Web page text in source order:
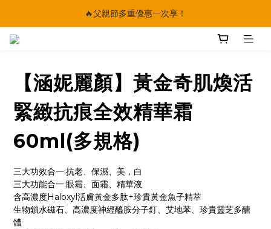
🔥父親節多重優惠一次享！
🔥父親節多重優惠一次享！
🔥父親節多重優惠一次享！
【涵妮麗顏】黃金奇肌煥活
緊緻抗痕全效精華霜
60ml(多規格)
三大功效合一:抗老、保濕、美，白
三大功能合一:眼霜、面霜、精華液
含高濃度Haloxyl活膚黃金多肽+珍貴黃金魚子精萃
生物鎖水磁石、高濃度神經醯胺分子釘、艾地苯、珍貴靈芝多醣
體